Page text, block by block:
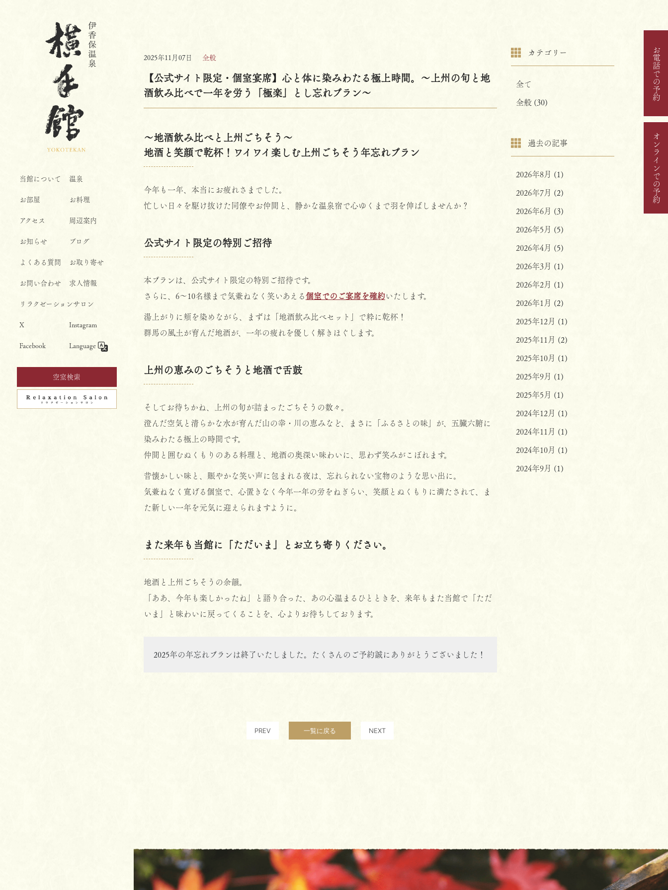
当館について 温泉
お部屋 お料理
アクセス 周辺案内
お知らせ ブログ
よくある質問 お取り寄せ
お問い合わせ 求人情報
リラクゼーションサロン
X Instagram
Facebook Language
空室検索
2025年11月07日 全般
【公式サイト限定・個室宴席】心と体に染みわたる極上時間。〜上州の旬と地
酒飲み比べで一年を労う「極楽」とし忘れプラン〜
〜地酒飲み比べと上州ごちそう〜
地酒と笑顔で乾杯！ワイワイ楽しむ上州ごちそう年忘れプラン
今年も一年、本当にお疲れさまでした。
忙しい日々を駆け抜けた同僚やお仲間と、静かな温泉宿で心ゆくまで羽を伸ばしませんか？
公式サイト限定の特別ご招待
本プランは、公式サイト限定の特別ご招待です。
さらに、6〜10名様まで気兼ねなく笑いあえる個室でのご宴席を確約いたします。
湯上がりに頬を染めながら、まずは「地酒飲み比べセット」で粋に乾杯！
群馬の風土が育んだ地酒が、一年の疲れを優しく解きほぐします。
上州の恵みのごちそうと地酒で舌鼓
そしてお待ちかね、上州の旬が詰まったごちそうの数々。
澄んだ空気と清らかな水が育んだ山の幸・川の恵みなど、まさに「ふるさとの味」が、五臓六腑に
染みわたる極上の時間です。
仲間と囲むぬくもりのある料理と、地酒の奥深い味わいに、思わず笑みがこぼれます。
昔懐かしい味と、賑やかな笑い声に包まれる夜は、忘れられない宝物のような思い出に。
気兼ねなく寛げる個室で、心置きなく今年一年の労をねぎらい、笑顔とぬくもりに満たされて、ま
た新しい一年を元気に迎えられますように。
また来年も当館に「ただいま」とお立ち寄りください。
地酒と上州ごちそうの余韻。
「ああ、今年も楽しかったね」と語り合った、あの心温まるひとときを、来年もまた当館で「ただ
いま」と味わいに戻ってくることを、心よりお待ちしております。
2025年の年忘れプランは終了いたしました。たくさんのご予約誠にありがとうございました！
PREV 一覧に戻る NEXT
カテゴリー
全て
全般 (30)
過去の記事
2026年8月 (1)
2026年7月 (2)
2026年6月 (3)
2026年5月 (5)
2026年4月 (5)
2026年3月 (1)
2026年2月 (1)
2026年1月 (2)
2025年12月 (1)
2025年11月 (2)
2025年10月 (1)
2025年9月 (1)
2025年5月 (1)
2024年12月 (1)
2024年11月 (1)
2024年10月 (1)
2024年9月 (1)
お電話での予約
オンラインでの予約